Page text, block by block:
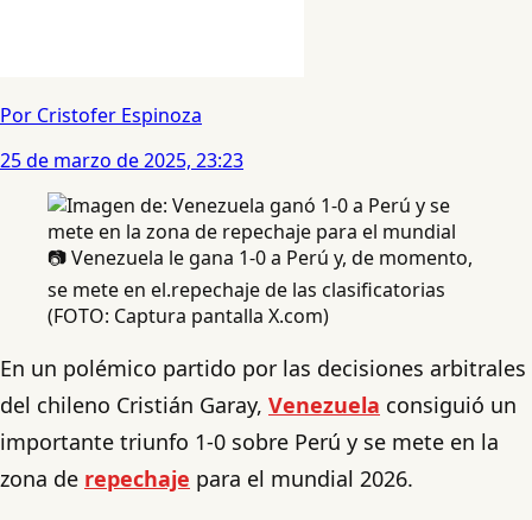
Por Cristofer Espinoza
25 de marzo de 2025, 23:23
📷 Venezuela le gana 1-0 a Perú y, de momento,
se mete en el.repechaje de las clasificatorias
(FOTO: Captura pantalla X.com)
En un polémico partido por las decisiones arbitrales
del chileno Cristián Garay, Venezuela consiguió un
importante triunfo 1-0 sobre Perú y se mete en la
zona de repechaje para el mundial 2026.